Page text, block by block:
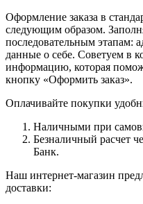
Оформление заказа в
следующим образом.
последовательным этапам:
данные о себе. Советуем в
информацию, которая
кнопку «Оформить заказ».
Оплачивайте покупки
Наличными при
Безналичный расчет
Банк.
Наш интернет-магазин
доставки: